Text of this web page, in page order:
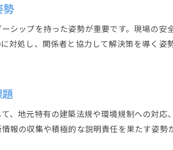
現場監督として静岡市で活躍する
静岡市で現場監督として成長す
勢
シップを持った姿勢が重要です。現場の
対処し、関係者と協力して解決策を導く
、地元特有の建築法規や環境規制への対応
報の収集や積極的な説明責任を果たす姿